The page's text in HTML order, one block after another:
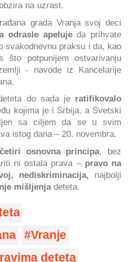
na uzrast.
grada Vranja svoj deci
odrasle apelujeda prihvate
svakodnevnu praksu i da, kao
što potpunijem ostvarivanju
- navode iz Kancelarije
do sada je ratifikovalo
kojima je i Srbija, a Svetski
sa ciljem da se u svim
istog dana – 20. novembra.
četiri osnovna principa, bez
ni ostala prava – pravo na
nediskriminacija, najbolji
mišljenja deteta.
Vranje
deteta